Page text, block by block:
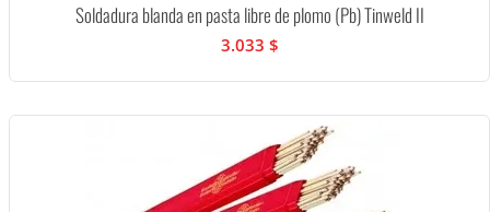
Soldadura blanda en pasta libre de plomo (Pb) Tinweld II
3.033 $